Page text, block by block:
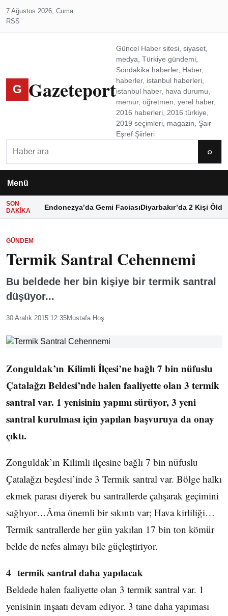
7 Ağustos 2026, Cuma
RSS
G Gazeteport
Güncel Haber sitesi, siyaset,
medya, Türkiye gündemi,
Sondakika haberler, Haber,
haberler, istanbul haberleri,
istanbul haber, hava durumu,
memur, öğretmen, yerel haber,
2016 haberleri, 2016 türkiye,
2019 seçimleri, magazin, Şair
Eşref Şiirleri
⌕
Menü
SON
DAKIKA
Endonezya’da Gemi FaciasıDiyarbakır’da 2 Kişi Öldü
GÜNDEM
Termik Santral Cehennemi
Bu beldede her bin kişiye bir termik santral
düşüyor...
30 Aralık 2015 12:35Mustafa Hoş
Zonguldak’ın Kilimli İlçesi’ne bağlı 7 bin nüfuslu
Çatalağzı Beldesi’nde halen faaliyette olan 3 termik
santral var. 1 yenisinin yapımı sürüyor, 3 yeni
santral kurulması için yapılan başvuruya da onay
çıktı.
Zonguldak’ın Kilimli ilçesine bağlı 7 bin nüfuslu
Çatalağzı beşdesi’inde 3 Termik santral var. Bölge halkı
ekmek parası diyerek bu santrallerde çalışarak geçimini
sağlıyor…Âma önemli bir sıkıntı var; Hava kirliliği…
Termik santrallerde her gün yakılan 17 bin ton kömür
belde de nefes almayı bile güçleştiriyor.
4 termik santral daha yapılacak
Beldede halen faaliyette olan 3 termik santral var. 1
yenisinin inşaatı devam ediyor. 3 tane daha yapıması